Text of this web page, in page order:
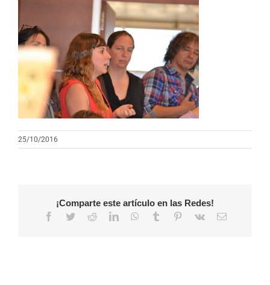
25/10/2016
¡Comparte este artículo en las Redes!
Facebook
TwitterRedditLinkedInWhatsApp
Tumblr Pinterest
Vk
Correo